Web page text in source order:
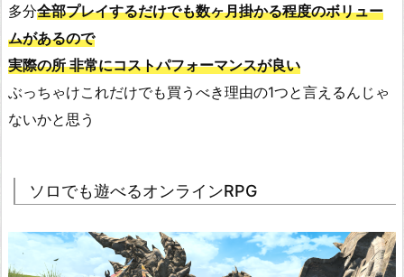
多分全部プレイするだけでも数ヶ月掛かる程度のボリュー
ムがあるので
実際の所 非常にコストパフォーマンスが良い
ぶっちゃけこれだけでも買うべき理由の1つと言えるんじゃ
ないかと思う
ソロでも遊べるオンラインRPG